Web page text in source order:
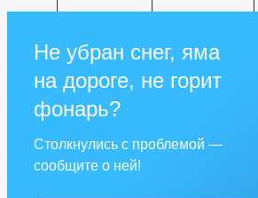
Не убран снег, яма
на дороге, не горит
фонарь?
Столкнулись с проблемой —
сообщите о ней!